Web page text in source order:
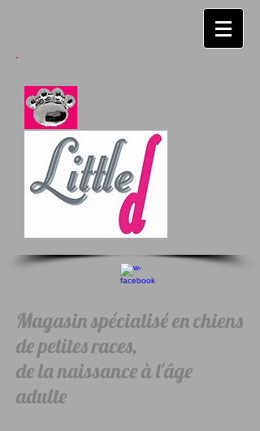
Magasin spécialisé en chiens
de petites races,
de la naissance à l'âge
adulte